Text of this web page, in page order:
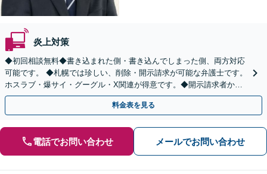
炎上対策
◆初回相談無料◆書き込まれた側・書き込んでしまった側、両方対応
可能です。 ◆札幌では珍しい、削除・開示請求が可能な弁護士です。
ホスラブ・爆サイ・グーグル・X関連が得意です。◆開示請求者から
賠償請求や訴訟がなされた場合の交渉、訴訟も対応可！
料金表を見る
電話でお問い合わせ メールでお問い合わせ